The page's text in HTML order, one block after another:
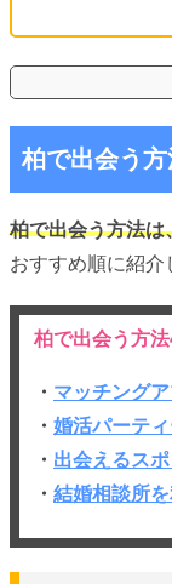
柏で出会う方
柏で出会う方法は
おすすめ順に紹介
柏で出会う方
・ マッチング
・ 婚活パーテ
・ 出会えるス
・ 結婚相談所